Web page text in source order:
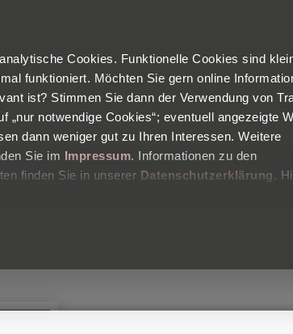
Cookies. Funktionelle Cookies sind
funktioniert. Möchten Sie gern online
ist? Stimmen Sie dann der Verwendung von
„nur notwendige Cookies“; eventuell angezeigte
dann weniger gut zu Ihren Interessen. Weitere
Sie im Impressum. Informationen zu den
finden Sie in unserer Datenschutzerklärung.
PRODUKTE
ZAUBERISCH | MÄRZ 2017
und Tipps bei